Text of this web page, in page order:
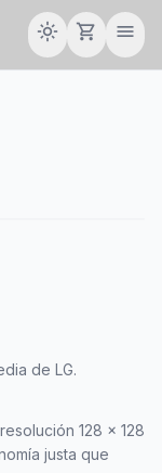
light_mode shopping_cart menu
de LG.
128 x 128
justa que